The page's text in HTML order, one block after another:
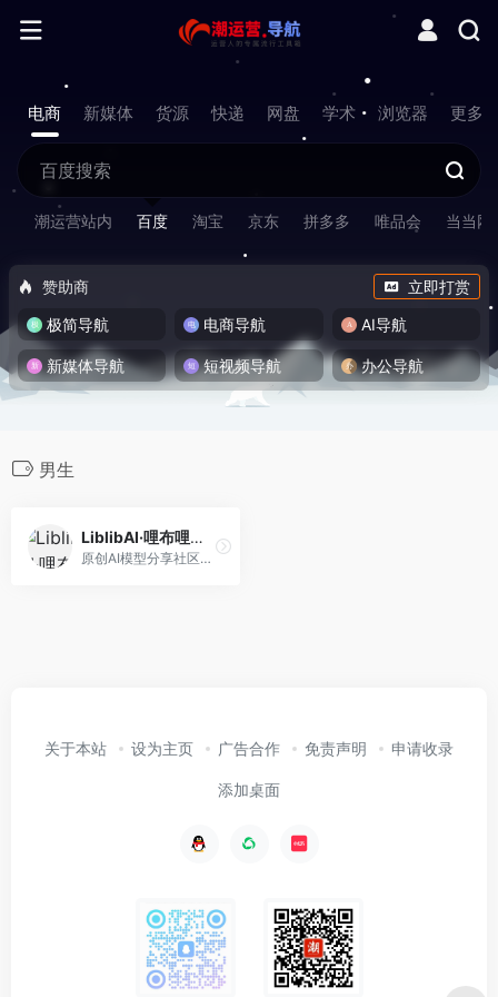
电商 新媒体 货源 快递 网盘 学术 浏览器 更多
潮运营站内 百度 淘宝 京东 拼多多 唯品会 当当网
赞助商
立即打赏
极简导航
电商导航 AI导航
新媒体导航 短视频导航 办公导航
男生
LiblibAI·哩布哩布AI
原创AI模型分享社区，这里有最新、最热门的模型素材，10万+模型免费下载。欢迎每一位创作者加入，分享你的作品。与中国原创模型作者交流,共同探索AI绘画。
关于本站 设为主页 广告合作 免责声明 申请收录
添加桌面